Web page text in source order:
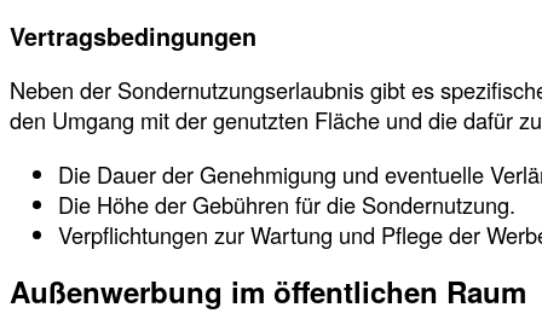
Vertragsbedingungen
Neben der Sondernutzungserlaubnis gibt es
den Umgang mit der genutzten Fläche und die dafür
Die Dauer der Genehmigung und eventuelle
Die Höhe der Gebühren für die Sondernutzung.
Verpflichtungen zur Wartung und Pflege der
Außenwerbung im öffentlichen Raum